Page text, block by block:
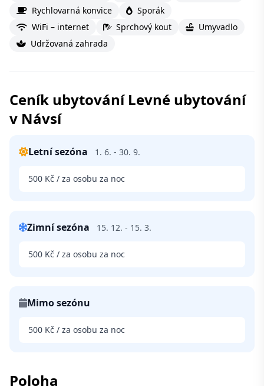
Rychlovarná konvice
Sporák
WiFi – internet
Sprchový kout
Umyvadlo
Udržovaná zahrada
Ceník ubytování Levné ubytování
v Návsí
Letní sezóna 1. 6. - 30. 9.
500 Kč / za osobu za noc
Zimní sezóna 15. 12. - 15. 3.
500 Kč / za osobu za noc
Mimo sezónu
500 Kč / za osobu za noc
Poloha